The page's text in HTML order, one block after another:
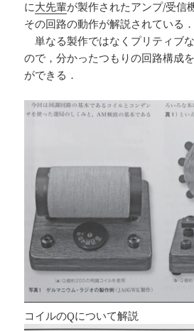
に大先輩が製作されたアンプ/受信
その回路の動作が解説されている．
単なる製作ではなくプリティブ
ので，分かったつもりの回路構成
ができる．
コイルのQについて解説